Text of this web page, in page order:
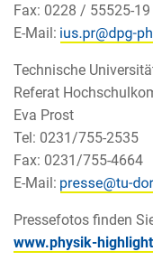
Fax: 0228 / 55525-19
E-Mail:
Technische
Referat
Eva Prost
Tel: 0231/755-2535
Fax: 0231/755-4664
E-Mail:
Pressefotos finden
www.physik-